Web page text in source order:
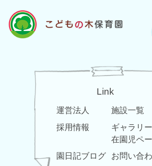
Link
運営法人
施設一覧
採用情報
ギャラリ
在園児ペ
園日記ブログ
お問い合